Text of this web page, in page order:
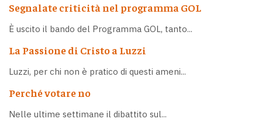
Segnalate criticità nel programma GOL
È uscito il bando del Programma GOL, tanto...
La Passione di Cristo a Luzzi
Luzzi, per chi non è pratico di questi ameni...
Perché votare no
Nelle ultime settimane il dibattito sul...